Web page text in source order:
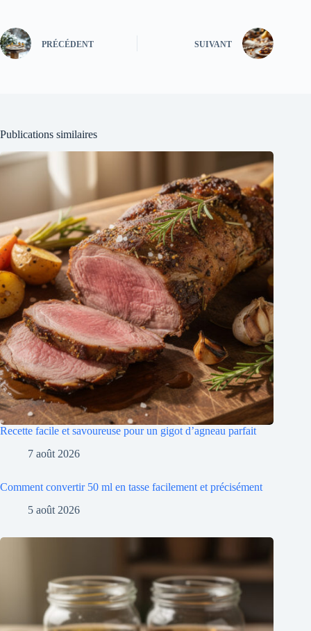
PRÉCÉDENT SUIVANT
Publications similaires
Recette facile et savoureuse pour un gigot d’agneau parfait
7 août 2026
Comment convertir 50 ml en tasse facilement et précisément
5 août 2026